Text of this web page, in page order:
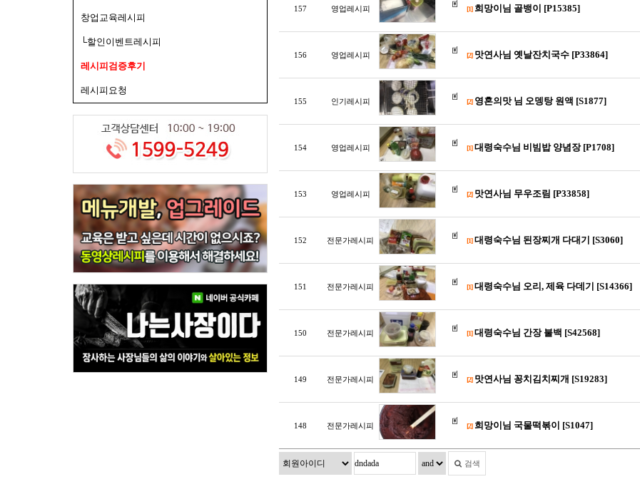
창업교육레시피
└할인이벤트레시피
레시피검증후기
레시피요청
157 영업레시피 [1] 희망이님 골뱅이 [P15385]
156 영업레시피 [2] 맛연사님 옛날잔치국수 [P33864]
155 인기레시피 [2] 영혼의맛 님 오뎅탕 원액 [S1877]
154 영업레시피 [1] 대령숙수님 비빔밥 양념장 [P1708]
153 영업레시피 [2] 맛연사님 무우조림 [P33858]
152 전문가레시피 [1] 대령숙수님 된장찌개 다대기 [S3060]
151 전문가레시피 [1] 대령숙수님 오리, 제육 다데기 [S14366]
150 전문가레시피 [1] 대령숙수님 간장 불백 [S42568]
149 전문가레시피 [2] 맛연사님 꽁치김치찌개 [S19283]
148 전문가레시피 [2] 희망이님 국물떡볶이 [S1047]
검색